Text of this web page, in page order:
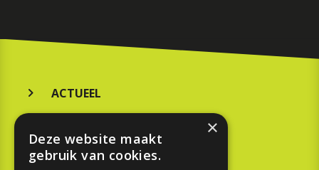
ACTUEEL
KOOPGIDS
×
Deze website maakt
gebruik van cookies.